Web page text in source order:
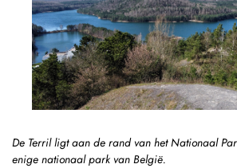
De Terril ligt aan de rand van het Nationaal
enige nationaal park van België.